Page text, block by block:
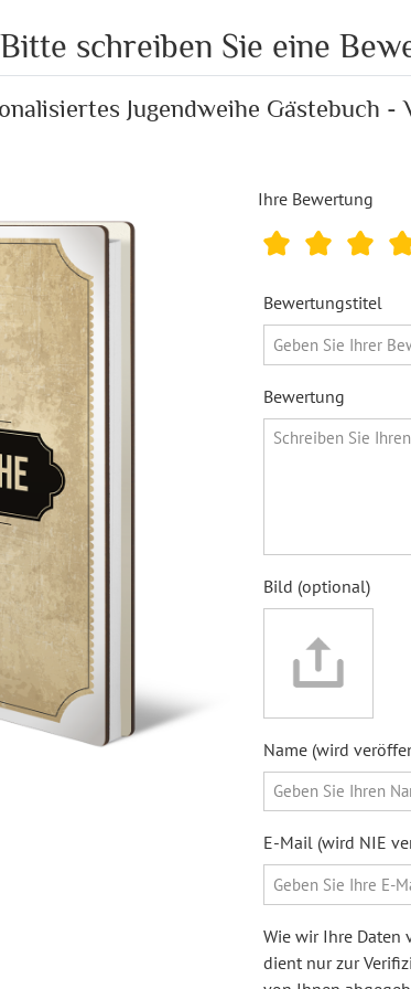
Bitte schreiben Sie eine
Jugendweihe Gästebuch -
Ihre Bewertung
Bewertungstitel
Bewertung
Bild (optional)
Name (wird
E-Mail (wird NIE
Wie wir Ihre Daten
dient nur zur